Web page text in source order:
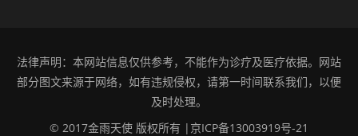
法律声明：本网站信息仅供参考，不能作为诊疗及医疗依据。网站
部分图文来源于网络，如有违规侵权，请第一时间联系我们，以便
及时处理。
© 2017金雨天使 版权所有 | 京ICP备13003919号-21